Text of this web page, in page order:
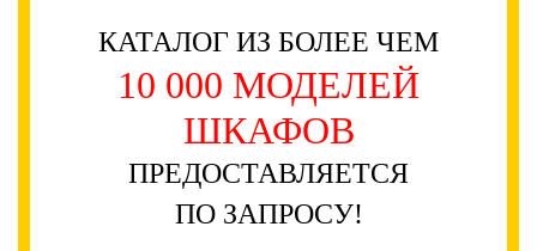
КАТАЛОГ ИЗ БОЛЕЕ ЧЕМ
10 000 МОДЕЛЕЙ
ШКАФОВ
ПРЕДОСТАВЛЯЕТСЯ
ПО ЗАПРОСУ!